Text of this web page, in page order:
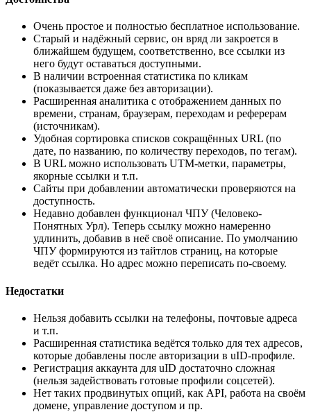
Очень простое и полностью бесплатное использование.
Старый и надёжный сервис, он вряд ли закроется в
ближайшем будущем, соответственно, все ссылки из
него будут оставаться доступными.
В наличии встроенная статистика по кликам
(показывается даже без авторизации).
Расширенная аналитика с отображением данных по
времени, странам, браузерам, переходам и реферерам
(источникам).
Удобная сортировка списков сокращённых URL (по
дате, по названию, по количеству переходов, по тегам).
В URL можно использовать UTM-метки, параметры,
якорные ссылки и т.п.
Сайты при добавлении автоматически проверяются на
доступность.
Недавно добавлен функционал ЧПУ (Человеко-
Понятных Урл). Теперь ссылку можно намеренно
удлинить, добавив в неё своё описание. По умолчанию
ЧПУ формируются из тайтлов страниц, на которые
ведёт ссылка. Но адрес можно переписать по-своему.
Недостатки
Нельзя добавить ссылки на телефоны, почтовые адреса
и т.п.
Расширенная статистика ведётся только для тех адресов,
которые добавлены после авторизации в uID-профиле.
Регистрация аккаунта для uID достаточно сложная
(нельзя задействовать готовые профили соцсетей).
Нет таких продвинутых опций, как API, работа на своём
домене, управление доступом и пр.